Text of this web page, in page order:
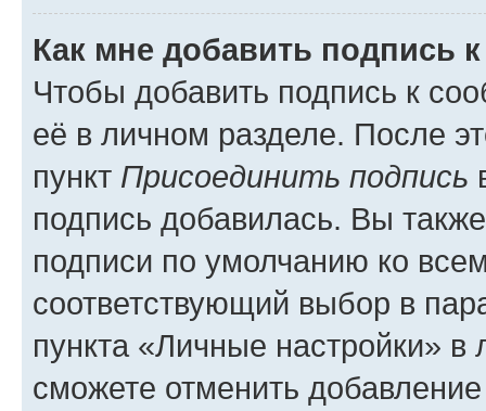
Как мне добавить подпись
Чтобы добавить подпись к
её в личном разделе. После
пункт Присоединить подпись
подпись добавилась. Вы
подписи по умолчанию ко
соответствующий выбор в
пункта «Личные настройки»
сможете отменить